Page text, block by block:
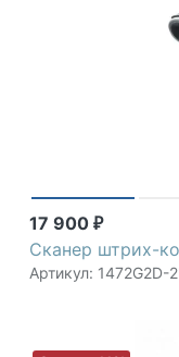
17 900 ₽
Сканер штрих-
Артикул: 1472G2D-